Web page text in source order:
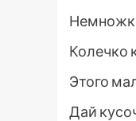
Колечко
Этого
Дай